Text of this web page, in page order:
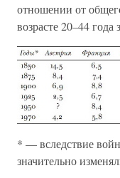
отношении от
возрасте 20–44 года
* — вследствие
значительно